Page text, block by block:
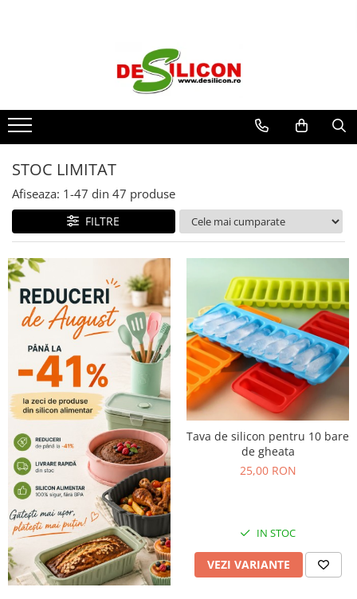
STOC LIMITAT
Afiseaza: 1-47 din 47 produse
FILTRE
Tava de silicon pentru 10 bare
de gheata
25,00 RON
IN STOC
VEZI VARIANTE